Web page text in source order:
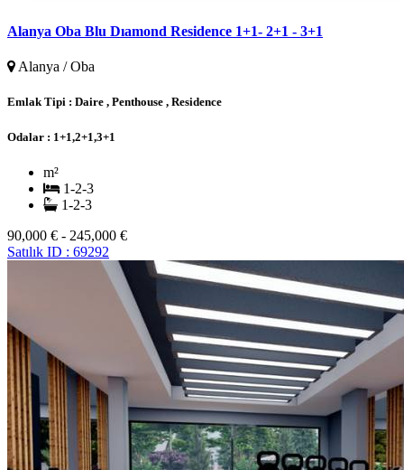
Alanya Oba Blu Dıamond Residence 1+1- 2+1 - 3+1
Alanya / Oba
Emlak Tipi : Daire , Penthouse , Residence
Odalar : 1+1,2+1,3+1
m²
1-2-3
1-2-3
90,000 € - 245,000 €
Satılık ID : 69292